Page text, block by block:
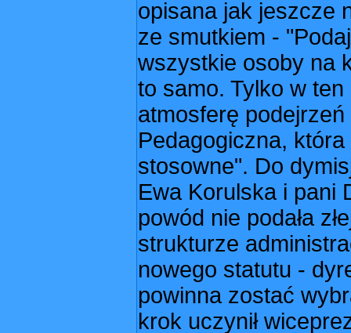
opisana jak jeszcze
ze smutkiem -
wszystkie osoby na
to samo. Tylko w
atmosferę
Pedagogiczna,
stosowne". Do
Ewa Korulska i pani
powód nie podała
strukturze
nowego statutu -
powinna zostać
krok uczynił